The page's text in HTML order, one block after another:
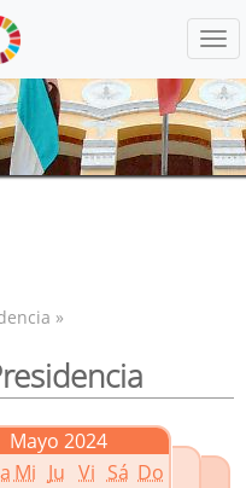
»
Mayo 2024
Mi Ju Vi Sá Do